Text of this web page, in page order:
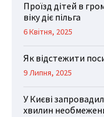
Проїзд дітей в
віку діє пільга
6 Квітня, 2025
Як відстежити
9 Липня, 2025
У Києві
хвилин